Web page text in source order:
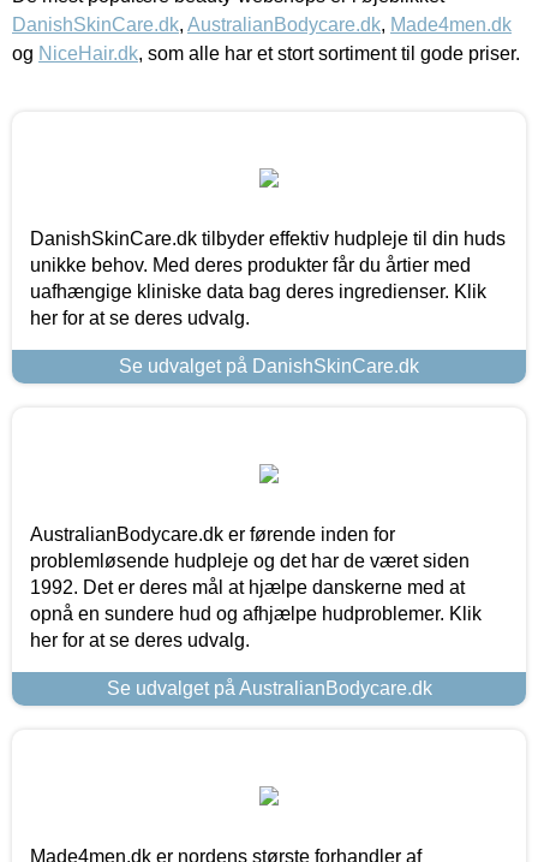
DanishSkinCare.dk, AustralianBodycare.dk, Made4men.dk
og NiceHair.dk, som alle har et stort sortiment til gode priser.
DanishSkinCare.dk tilbyder effektiv hudpleje til din huds
unikke behov. Med deres produkter får du årtier med
uafhængige kliniske data bag deres ingredienser. Klik
her for at se deres udvalg.
Se udvalget på DanishSkinCare.dk
AustralianBodycare.dk er førende inden for
problemløsende hudpleje og det har de været siden
1992. Det er deres mål at hjælpe danskerne med at
opnå en sundere hud og afhjælpe hudproblemer. Klik
her for at se deres udvalg.
Se udvalget på AustralianBodycare.dk
Made4men.dk er nordens største forhandler af